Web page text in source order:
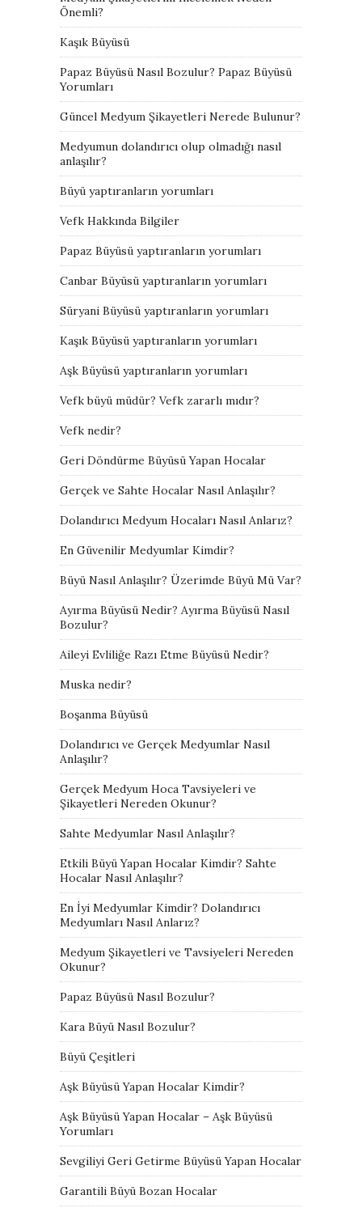
Önemli?
Kaşık Büyüsü
Papaz Büyüsü Nasıl Bozulur? Papaz Büyüsü
Yorumları
Güncel Medyum Şikayetleri Nerede Bulunur?
Medyumun dolandırıcı olup olmadığı nasıl
anlaşılır?
Büyü yaptıranların yorumları
Vefk Hakkında Bilgiler
Papaz Büyüsü yaptıranların yorumları
Canbar Büyüsü yaptıranların yorumları
Süryani Büyüsü yaptıranların yorumları
Kaşık Büyüsü yaptıranların yorumları
Aşk Büyüsü yaptıranların yorumları
Vefk büyü müdür? Vefk zararlı mıdır?
Vefk nedir?
Geri Döndürme Büyüsü Yapan Hocalar
Gerçek ve Sahte Hocalar Nasıl Anlaşılır?
Dolandırıcı Medyum Hocaları Nasıl Anlarız?
En Güvenilir Medyumlar Kimdir?
Büyü Nasıl Anlaşılır? Üzerimde Büyü Mü Var?
Ayırma Büyüsü Nedir? Ayırma Büyüsü Nasıl
Bozulur?
Aileyi Evliliğe Razı Etme Büyüsü Nedir?
Muska nedir?
Boşanma Büyüsü
Dolandırıcı ve Gerçek Medyumlar Nasıl
Anlaşılır?
Gerçek Medyum Hoca Tavsiyeleri ve
Şikayetleri Nereden Okunur?
Sahte Medyumlar Nasıl Anlaşılır?
Etkili Büyü Yapan Hocalar Kimdir? Sahte
Hocalar Nasıl Anlaşılır?
En İyi Medyumlar Kimdir? Dolandırıcı
Medyumları Nasıl Anlarız?
Medyum Şikayetleri ve Tavsiyeleri Nereden
Okunur?
Papaz Büyüsü Nasıl Bozulur?
Kara Büyü Nasıl Bozulur?
Büyü Çeşitleri
Aşk Büyüsü Yapan Hocalar Kimdir?
Aşk Büyüsü Yapan Hocalar – Aşk Büyüsü
Yorumları
Sevgiliyi Geri Getirme Büyüsü Yapan Hocalar
Garantili Büyü Bozan Hocalar